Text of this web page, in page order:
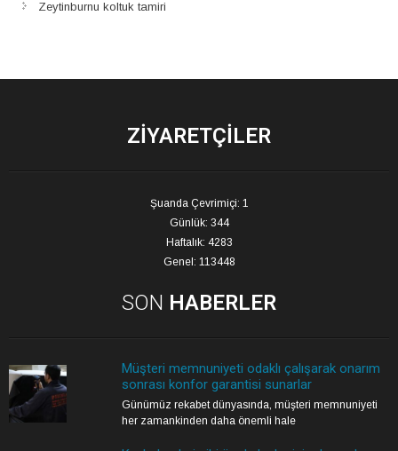
Zeytinburnu koltuk tamiri
ZIYARETÇILER
Şuanda Çevrimiçi: 1
Günlük: 344
Haftalık: 4283
Genel: 113448
SON HABERLER
Müşteri memnuniyeti odaklı çalışarak onarım
sonrası konfor garantisi sunarlar
Günümüz rekabet dünyasında, müşteri memnuniyeti
her zamankinden daha önemli hale